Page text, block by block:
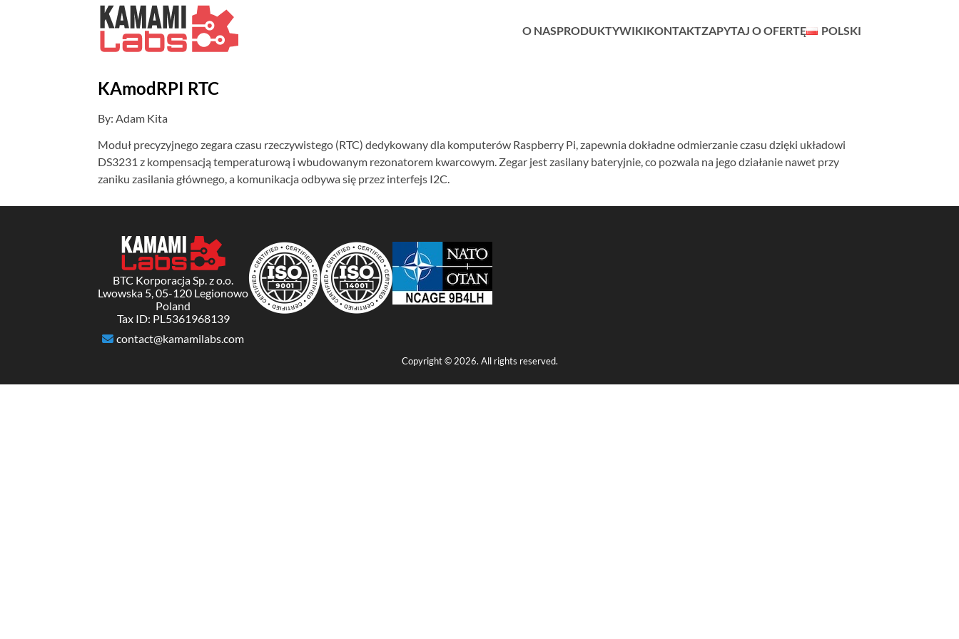
O NASPRODUKTYWIKIKONTAKTZAPYTAJ O OFERTĘ POLSKI
KAmodRPI RTC
By: Adam Kita
Moduł precyzyjnego zegara czasu rzeczywistego (RTC) dedykowany dla komputerów Raspberry Pi, zapewnia dokładne odmierzanie czasu dzięki układowi
DS3231 z kompensacją temperaturową i wbudowanym rezonatorem kwarcowym. Zegar jest zasilany bateryjnie, co pozwala na jego działanie nawet przy
zaniku zasilania głównego, a komunikacja odbywa się przez interfejs I2C.
BTC Korporacja Sp. z o.o.
Lwowska 5, 05-120 Legionowo
Poland
Tax ID: PL5361968139
contact@kamamilabs.com
Copyright © 2026. All rights reserved.